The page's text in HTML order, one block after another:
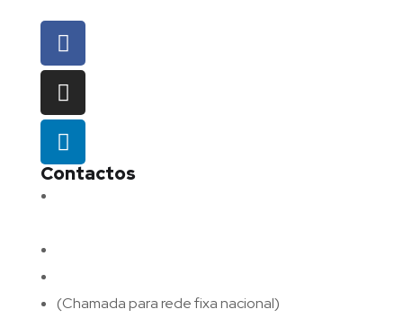
Contactos
(Chamada para rede fixa nacional)